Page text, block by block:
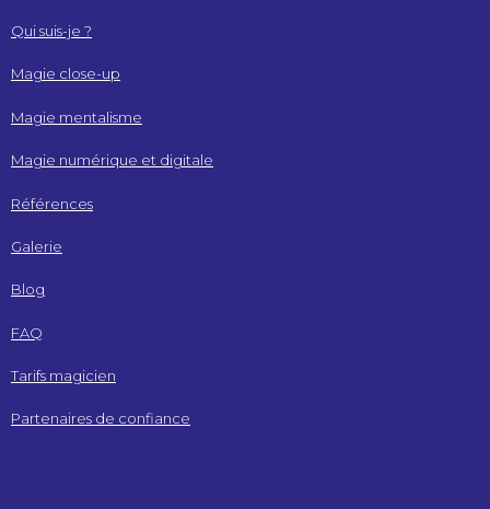
Qui suis-je ?
Magie close-up
Magie mentalisme
Magie numérique et digitale
Références
Galerie
Blog
FAQ
Tarifs magicien
Partenaires de confiance